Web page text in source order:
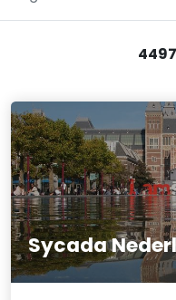
4497
Sycada